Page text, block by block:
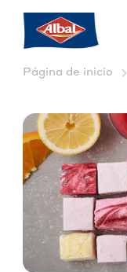
Página de inicio